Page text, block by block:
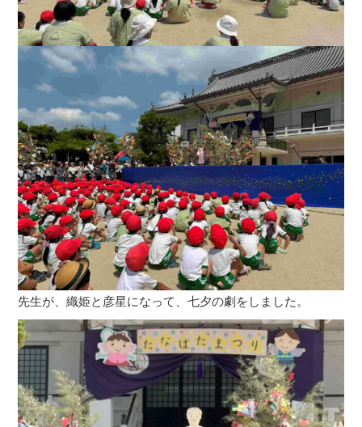
先生が、織姫と彦星になって、七夕の劇をしました。